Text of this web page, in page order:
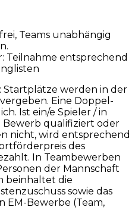
Teams unabhängig
Teilnahme entsprechend
Startplätze werden in der
Eine Doppel-
Ist ein/e Spieler / in
Bewerb qualifiziert oder
nicht, wird entsprechend
des
In Teambewerben
der Mannschaft
beinhaltet die
sowie das
Bewerbe (Team,